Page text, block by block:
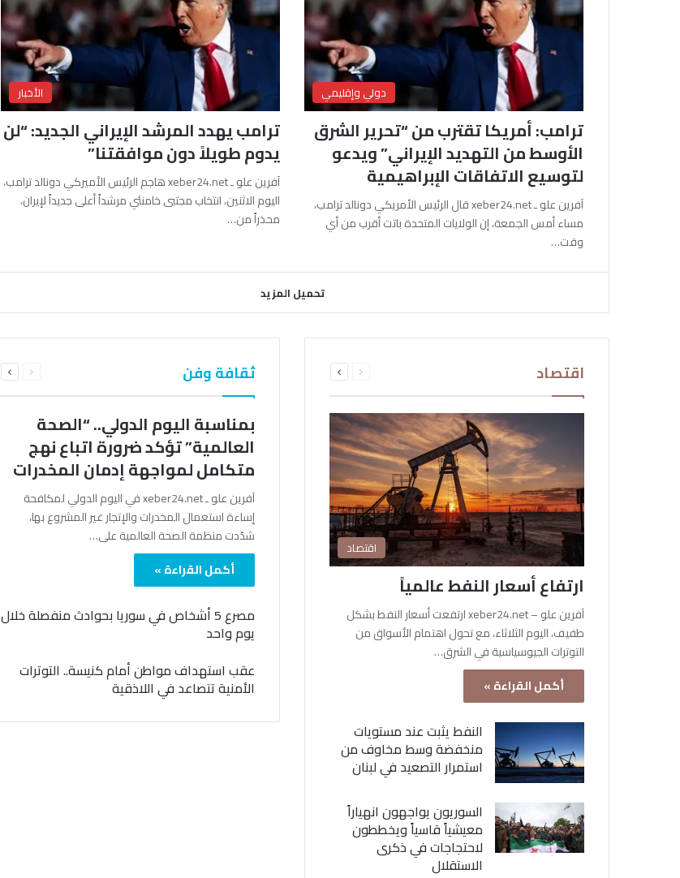
دولي وإقليمي
ترامب: أمريكا تقترب من “تحرير الشرق
الأوسط من التهديد الإيراني” ويدعو
لتوسيع الاتفاقات الإبراهيمية
آفرين علو ـ xeber24.net قال الرئيس الأمريكي دونالد ترامب،
مساء أمس الجمعة، إن الولايات المتحدة باتت أقرب من أي
وقت…
الأخبار
ترامب يهدد المرشد الإيراني الجديد: “لن
يدوم طويلاً دون موافقتنا”
آفرين علو ـ xeber24.net هاجم الرئيس الأميركي دونالد ترامب،
اليوم الاثنين، انتخاب مجتبى خامنئي مرشداً أعلى جديداً لإيران،
محذراً من…
تحميل المزيد
اقتصاد الصفحةالصفحة
اقتصاد
ارتفاع أسعار النفط عالمياً
آفرين علو – xeber24.net ارتفعت أسعار النفط بشكل
طفيف، اليوم الثلاثاء، مع تحول اهتمام الأسواق من
التوترات الجيوسياسية في الشرق…
أكمل القراءة »
النفط يثبت عند مستويات
منخفضة وسط مخاوف من
استمرار التصعيد في لبنان
السوريون يواجهون انهياراً
معيشياً قاسياً ويخططون
لاحتجاجات في ذكرى
الاستقلال
ثقافة وفن الصفحةالصفحة
بمناسبة اليوم الدولي.. “الصحة
العالمية” تؤكد ضرورة اتباع نهج
متكامل لمواجهة إدمان المخدرات
آفرين علو ـ xeber24.net في اليوم الدولي لمكافحة
إساءة استعمال المخدرات والإتجار غير المشروع بها،
شدّدت منظمة الصحة العالمية على…
أكمل القراءة »
مصرع 5 أشخاص في سوريا بحوادث منفصلة خلال
يوم واحد
عقب استهداف مواطن أمام كنيسة.. التوترات
الأمنية تتصاعد في اللاذقية